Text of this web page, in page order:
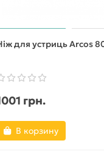
для устриць Arcos
грн.
В корзину